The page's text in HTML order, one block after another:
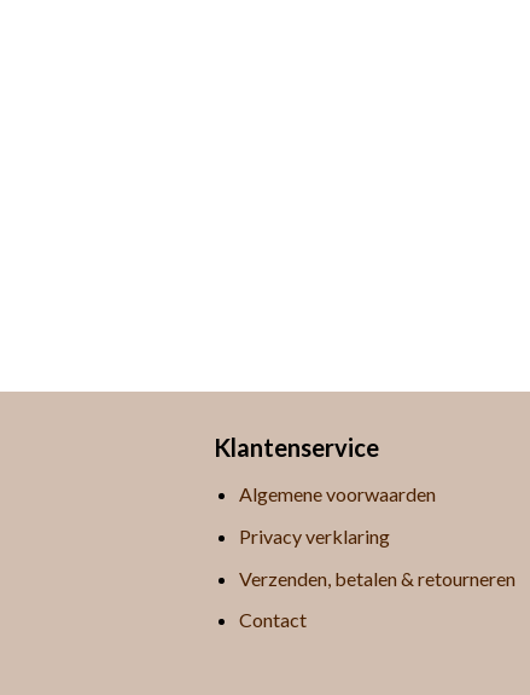
Klantenservice
Algemene voorwaarden
Privacy verklaring
Verzenden, betalen & retourneren
Contact